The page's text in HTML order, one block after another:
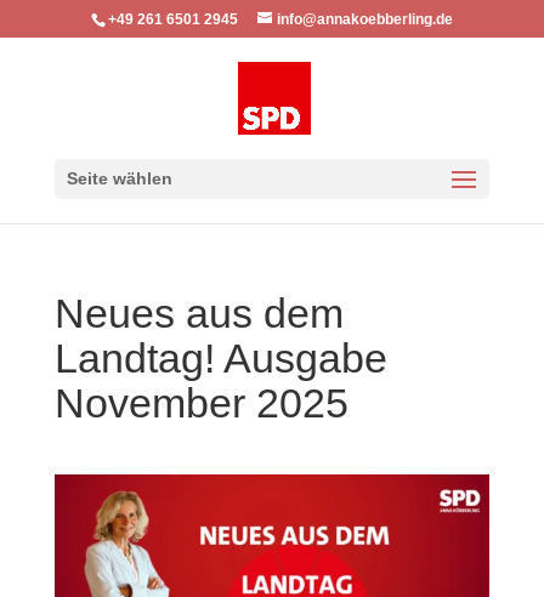
+49 261 6501 2945 info@annakoebberling.de
Seite wählen
Neues aus dem
Landtag! Ausgabe
November 2025